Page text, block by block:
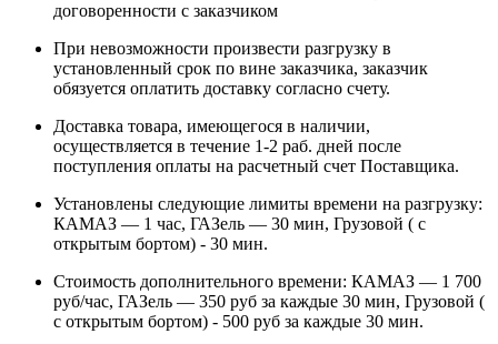
договоренности с заказчиком
При невозможности произвести разгрузку в
установленный срок по вине заказчика, заказчик
обязуется оплатить доставку согласно счету.
Доставка товара, имеющегося в наличии,
осуществляется в течение 1-2 раб. дней после
поступления оплаты на расчетный счет Поставщика.
Установлены следующие лимиты времени на разгрузку:
КАМАЗ — 1 час, ГАЗель — 30 мин, Грузовой ( с
открытым бортом) - 30 мин.
Стоимость дополнительного времени: КАМАЗ — 1 700
руб/час, ГАЗель — 350 руб за каждые 30 мин, Грузовой (
с открытым бортом) - 500 руб за каждые 30 мин.